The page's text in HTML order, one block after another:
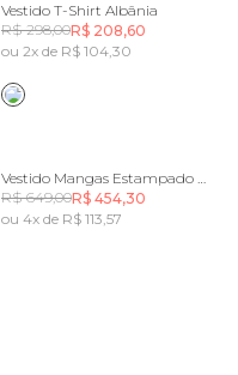
Vestido T-Shirt Albânia
R$ 298,00R$ 208,60
ou 2x de R$ 104,30
Vestido Mangas Estampado Lenço Riviera
R$ 649,00R$ 454,30
ou 4x de R$ 113,57